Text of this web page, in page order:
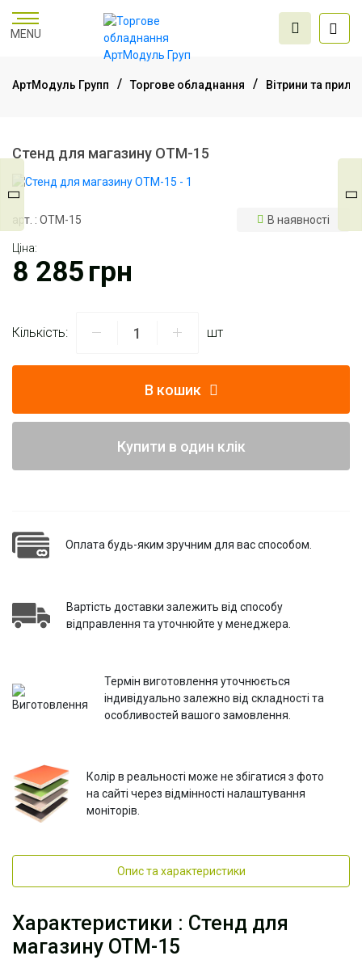
MENU
обладнання
проектування
АртМодуль Групп Торгове обладнання Вітрини та
Стенд для магазину ОТМ-15
арт. : ОТМ-15 В наявності
Ціна:
8 285грн
Кількість: шт
В кошик
Купити в один клік
Оплата будь-яким зручним для вас способом.
Вартість доставки залежить від способу
відправлення та уточнюйте у менеджера.
Термін виготовлення уточнюється
індивідуально залежно від складності та
особливостей вашого замовлення.
Колір в реальності може не збігатися з фото
на сайті через відмінності налаштування
моніторів.
Опис та характеристики
Характеристики : Стенд для
магазину ОТМ-15